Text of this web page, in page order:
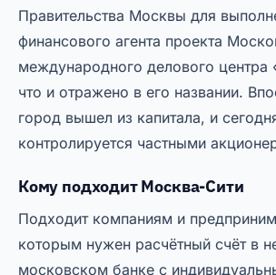
Правительства Москвы для
финансового агента проекта
международного делового центра
что и отражено в его названии.
город вышел из капитала, и
контролируется частными
Кому подходит Москва-Сити
Подходит компаниям и
которым нужен расчётный счёт в
московском банке с